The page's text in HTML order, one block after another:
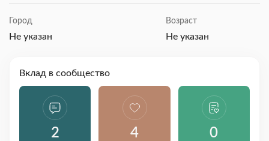
Город
Не указан
Возраст
Не указан
Вклад в сообщество
2 4 0